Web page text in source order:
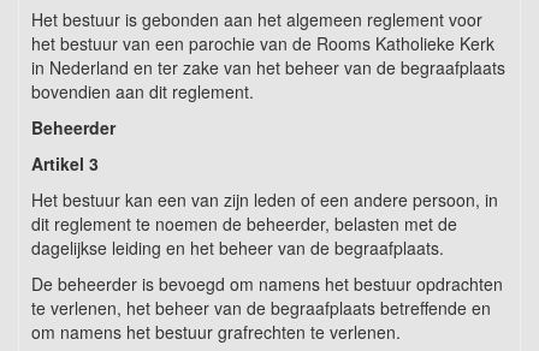
Het bestuur is gebonden aan het algemeen reglement voor
het bestuur van een parochie van de Rooms Katholieke Kerk
in Nederland en ter zake van het beheer van de begraafplaats
bovendien aan dit reglement.
Beheerder
Artikel 3
Het bestuur kan een van zijn leden of een andere persoon, in
dit reglement te noemen de beheerder, belasten met de
dagelijkse leiding en het beheer van de begraafplaats.
De beheerder is bevoegd om namens het bestuur opdrachten
te verlenen, het beheer van de begraafplaats betreffende en
om namens het bestuur grafrechten te verlenen.